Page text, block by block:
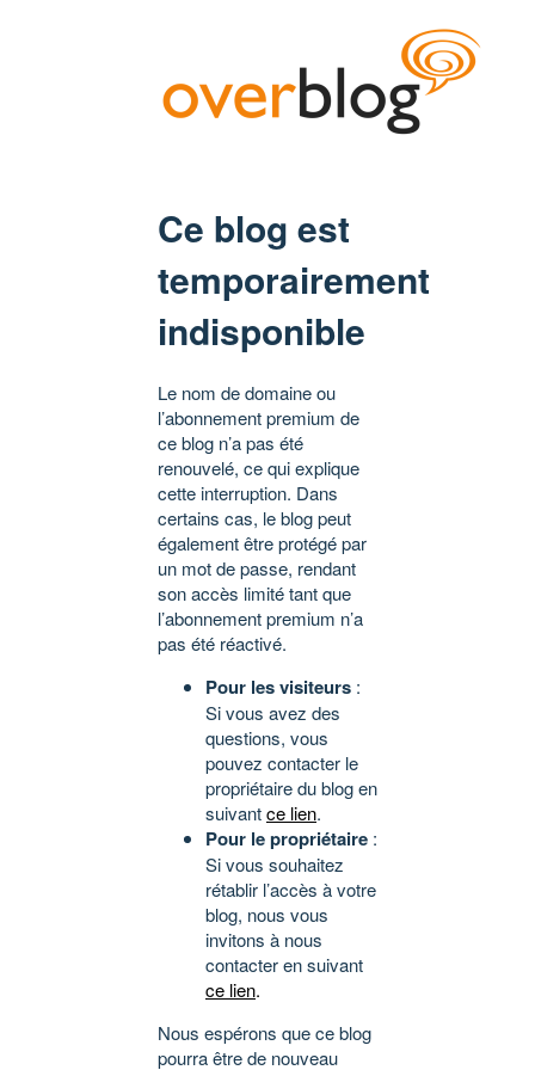
Ce blog est
temporairement
indisponible
Le nom de domaine ou
l’abonnement premium de
ce blog n’a pas été
renouvelé, ce qui explique
cette interruption. Dans
certains cas, le blog peut
également être protégé par
un mot de passe, rendant
son accès limité tant que
l’abonnement premium n’a
pas été réactivé.
Pour les visiteurs :
Si vous avez des
questions, vous
pouvez contacter le
propriétaire du blog en
suivantce lien.
Pour le propriétaire :
Si vous souhaitez
rétablir l’accès à votre
blog, nous vous
invitons à nous
contacter en suivant
ce lien.
Nous espérons que ce blog
pourra être de nouveau